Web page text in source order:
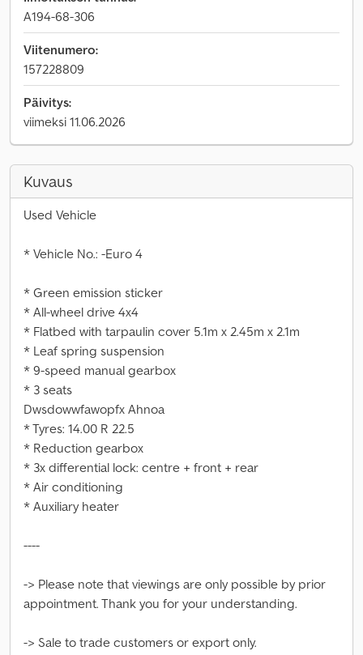
A194-68-306
Viitenumero:
157228809
Päivitys:
viimeksi 11.06.2026
Kuvaus
Used Vehicle
* Vehicle No.: -Euro 4
* Green emission sticker
* All-wheel drive 4x4
* Flatbed with tarpaulin cover 5.1m x 2.45m x 2.1m
* Leaf spring suspension
* 9-speed manual gearbox
* 3 seats
Dwsdowwfawopfx Ahnoa
* Tyres: 14.00 R 22.5
* Reduction gearbox
* 3x differential lock: centre + front + rear
* Air conditioning
* Auxiliary heater
----
-> Please note that viewings are only possible by prior
appointment. Thank you for your understanding.
-> Sale to trade customers or export only.